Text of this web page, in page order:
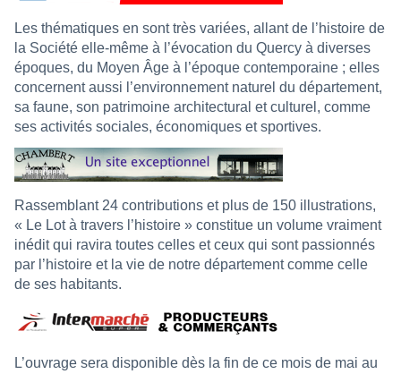
Les thématiques en sont très variées, allant de l’histoire de
la Société elle-même à l’évocation du Quercy à diverses
époques, du Moyen Âge à l’époque contemporaine ; elles
concernent aussi l’environnement naturel du département,
sa faune, son patrimoine architectural et culturel, comme
ses activités sociales, économiques et sportives.
Rassemblant 24 contributions et plus de 150 illustrations,
« Le Lot à travers l’histoire » constitue un volume vraiment
inédit qui ravira toutes celles et ceux qui sont passionnés
par l’histoire et la vie de notre département comme celle
de ses habitants.
L’ouvrage sera disponible dès la fin de ce mois de mai au